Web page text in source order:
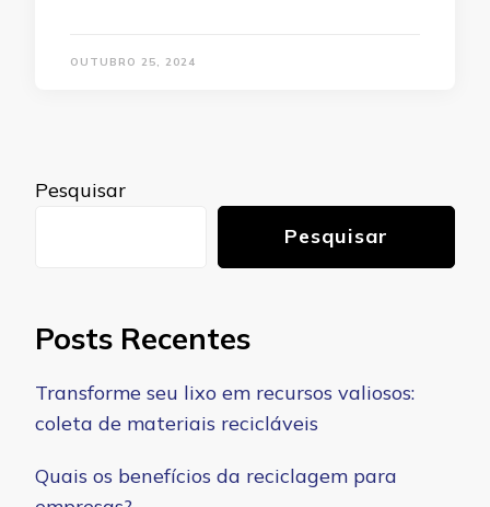
OUTUBRO 25, 2024
Pesquisar
Pesquisar
Posts Recentes
Transforme seu lixo em recursos valiosos:
coleta de materiais recicláveis
Quais os benefícios da reciclagem para